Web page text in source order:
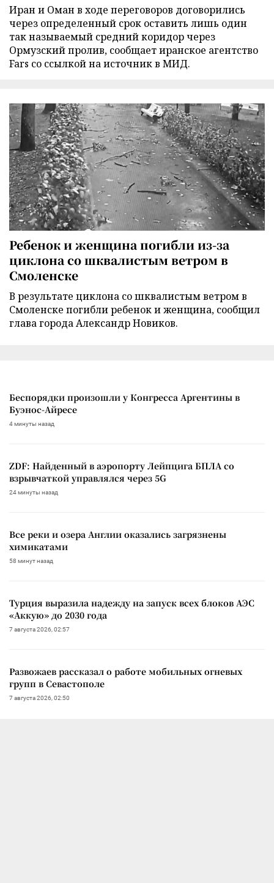
Иран и Оман в ходе переговоров договорились
через определенный срок оставить лишь один
так называемый средний коридор через
Ормузский пролив, сообщает иранское агентство
Fars со ссылкой на источник в МИД.
Ребенок и женщина погибли из-за
циклона со шквалистым ветром в
Смоленске
В результате циклона со шквалистым ветром в
Смоленске погибли ребенок и женщина, сообщил
глава города Александр Новиков.
Беспорядки произошли у Конгресса Аргентины в
Буэнос-Айресе
4 минуты назад
ZDF: Найденный в аэропорту Лейпцига БПЛА со
взрывчаткой управлялся через 5G
24 минуты назад
Все реки и озера Англии оказались загрязнены
химикатами
58 минут назад
Турция выразила надежду на запуск всех блоков АЭС
«Аккую» до 2030 года
7 августа 2026, 02:57
Развожаев рассказал о работе мобильных огневых
групп в Севастополе
7 августа 2026, 02:50